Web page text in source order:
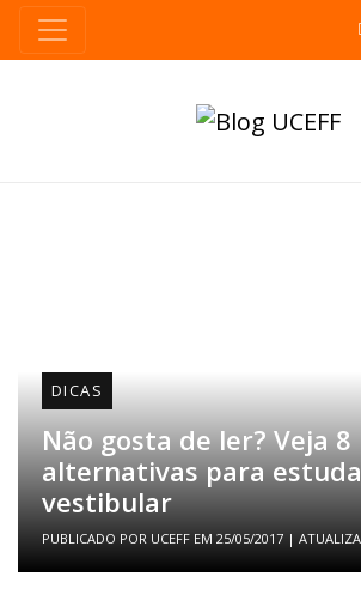
DICAS
Não gosta de ler? Veja 8
alternativas para
vestibular
PUBLICADO POR UCEFF EM 25/05/2017 |